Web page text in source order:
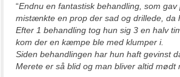
“Endnu en fantastisk behandling, som
mistænkte en prop der sad og drillede, da
Efter 1 behandling tog hun sig 3 en halv
kom der en kæmpe ble med klumper i.
Siden behandlingen har hun haft gevinst
Merete er så blid og man bliver altid mødt